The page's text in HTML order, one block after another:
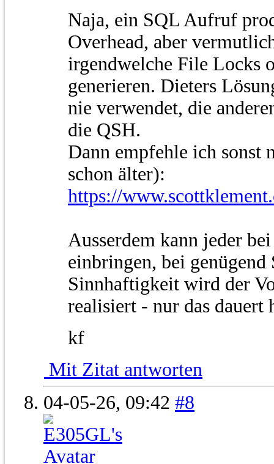
Naja, ein SQL Aufruf
Overhead, aber
irgendwelche File Locks
generieren. Dieters
nie verwendet, die
die QSH.
Dann empfehle ich sonst
schon älter):
https://
Ausserdem kann jeder
einbringen, bei genügend
Sinnhaftigkeit wird der
realisiert - nur das dauert
kf
Mit Zitat antworten
04-05-26, 09:42 #8